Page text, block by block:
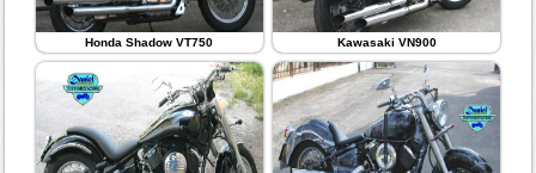
Honda Shadow VT750 Kawasaki VN900